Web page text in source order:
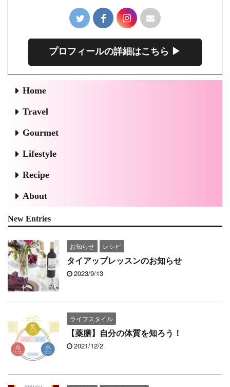
プロフィールの詳細はこちら ▶︎
Home
Travel
Gourmet
Lifestyle
Recipe
About
New Entries
お知らせ
レシピ
タイアップレッスンのお知らせ
2023/9/13
ライフスタイル
【薬膳】自分の体質を知ろう！
2021/12/2